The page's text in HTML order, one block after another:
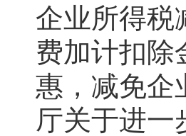
企业所得税
费加计扣除
惠，减免企
厅关于进一